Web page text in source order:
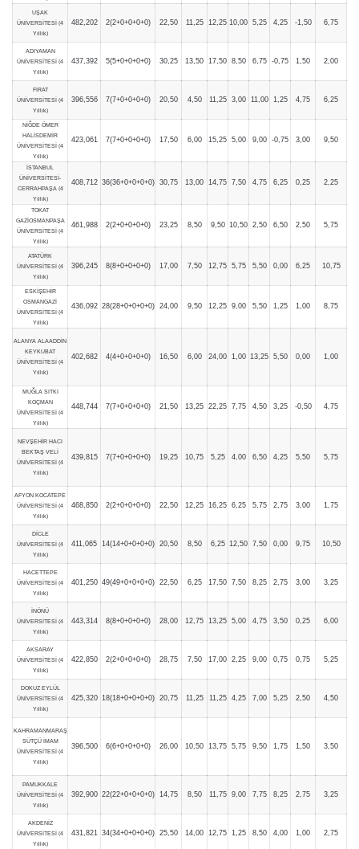
UŞAK
ÜNİVERSİTESİ (4
Yıllık)
482,202 2(2+0+0+0+0) 22,50 11,25 12,25 10,00 5,25 4,25 -1,50 6,75
ADIYAMAN
ÜNİVERSİTESİ (4
Yıllık)
437,392 5(5+0+0+0+0) 30,25 13,50 17,50 8,50 6,75 -0,75 1,50 2,00
FIRAT
ÜNİVERSİTESİ (4
Yıllık)
396,556 7(7+0+0+0+0) 20,50 4,50 11,25 3,00 11,00 1,25 4,75 6,25
NİĞDE ÖMER
HALİSDEMİR
ÜNİVERSİTESİ (4
Yıllık)
423,061 7(7+0+0+0+0) 17,50 6,00 15,25 5,00 9,00 -0,75 3,00 9,50
İSTANBUL
ÜNİVERSİTESİ-
CERRAHPAŞA (4
Yıllık)
408,712 36(36+0+0+0+0) 30,75 13,00 14,75 7,50 4,75 6,25 0,25 2,25
TOKAT
GAZİOSMANPAŞA
ÜNİVERSİTESİ (4
Yıllık)
461,988 2(2+0+0+0+0) 23,25 8,50 9,50 10,50 2,50 6,50 2,50 5,75
ATATÜRK
ÜNİVERSİTESİ (4
Yıllık)
396,245 8(8+0+0+0+0) 17,00 7,50 12,75 5,75 5,50 0,00 6,25 10,75
ESKİŞEHİR
OSMANGAZİ
ÜNİVERSİTESİ (4
Yıllık)
436,092 28(28+0+0+0+0) 24,00 9,50 12,25 9,00 5,50 1,25 1,00 8,75
ALANYA ALAADDİN
KEYKUBAT
ÜNİVERSİTESİ (4
Yıllık)
402,682 4(4+0+0+0+0) 16,50 6,00 24,00 1,00 13,25 5,50 0,00 1,00
MUĞLA SITKI
KOÇMAN
ÜNİVERSİTESİ (4
Yıllık)
448,744 7(7+0+0+0+0) 21,50 13,25 22,25 7,75 4,50 3,25 -0,50 4,75
NEVŞEHİR HACI
BEKTAŞ VELİ
ÜNİVERSİTESİ (4
Yıllık)
439,815 7(7+0+0+0+0) 19,25 10,75 5,25 4,00 6,50 4,25 5,50 5,75
AFYON KOCATEPE
ÜNİVERSİTESİ (4
Yıllık)
468,850 2(2+0+0+0+0) 22,50 12,25 16,25 6,25 5,75 2,75 3,00 1,75
DİCLE
ÜNİVERSİTESİ (4
Yıllık)
411,065 14(14+0+0+0+0) 20,50 8,50 6,25 12,50 7,50 0,00 9,75 10,50
HACETTEPE
ÜNİVERSİTESİ (4
Yıllık)
401,250 49(49+0+0+0+0) 22,50 6,25 17,50 7,50 8,25 2,75 3,00 3,25
İNÖNÜ
ÜNİVERSİTESİ (4
Yıllık)
443,314 8(8+0+0+0+0) 28,00 12,75 13,25 5,00 4,75 3,50 0,25 6,00
AKSARAY
ÜNİVERSİTESİ (4
Yıllık)
422,850 2(2+0+0+0+0) 28,75 7,50 17,00 2,25 9,00 0,75 0,75 5,25
DOKUZ EYLÜL
ÜNİVERSİTESİ (4
Yıllık)
425,320 18(18+0+0+0+0) 20,75 11,25 11,25 4,25 7,00 5,25 2,50 4,50
KAHRAMANMARAŞ
SÜTÇÜ İMAM
ÜNİVERSİTESİ (4
Yıllık)
396,500 6(6+0+0+0+0) 26,00 10,50 13,75 5,75 9,50 1,75 1,50 3,50
PAMUKKALE
ÜNİVERSİTESİ (4
Yıllık)
392,900 22(22+0+0+0+0) 14,75 8,50 11,75 9,00 7,75 8,25 2,75 3,25
AKDENİZ
ÜNİVERSİTESİ (4
Yıllık)
431,821 34(34+0+0+0+0) 25,50 14,00 12,75 1,25 8,50 4,00 1,00 2,75